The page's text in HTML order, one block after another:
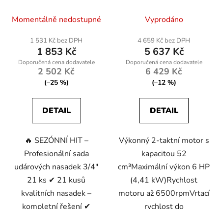
KD11868
KRAFT&DELE
Momentálně nedostupné
1 531 Kč bez DPH
1 853 Kč
2 502 Kč
(–25 %)
DETAIL
🔥 SEZÓNNÍ HIT –
Profesionální sada
udárových nasadek 3/4″
21 ks ✔ 21 kusů
kvalitních nasadek –
kompletní řešení ✔
vrtáky
Vyprodáno
4 659 Kč bez DPH
5 637 Kč
6 429 Kč
(–12 %)
DETAIL
Výkonný 2-taktní motor s
kapacitou 52
cm³Maximální výkon 6 HP
(4,41 kW)Rychlost
motoru až 6500rpmVrtací
rychlost do